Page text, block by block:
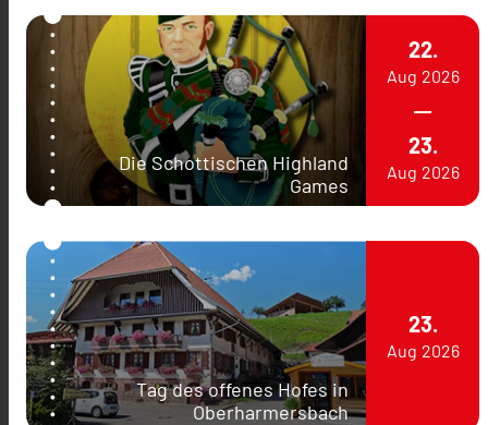
Die Schottischen Highland
Games
22.
Aug 2026
23.
Aug 2026
Tag des offenes Hofes in
Oberharmersbach
23.
Aug 2026